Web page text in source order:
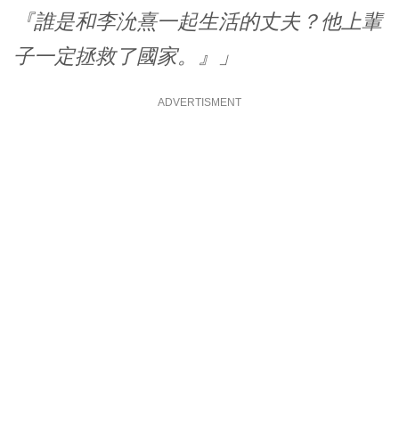
『誰是和李沇熹一起生活的丈夫？他上輩
子一定拯救了國家。』」
ADVERTISMENT